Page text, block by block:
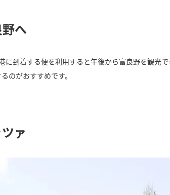
へ
到着する便を利用すると午後から富良野を観光
のがおすすめです。
ァ